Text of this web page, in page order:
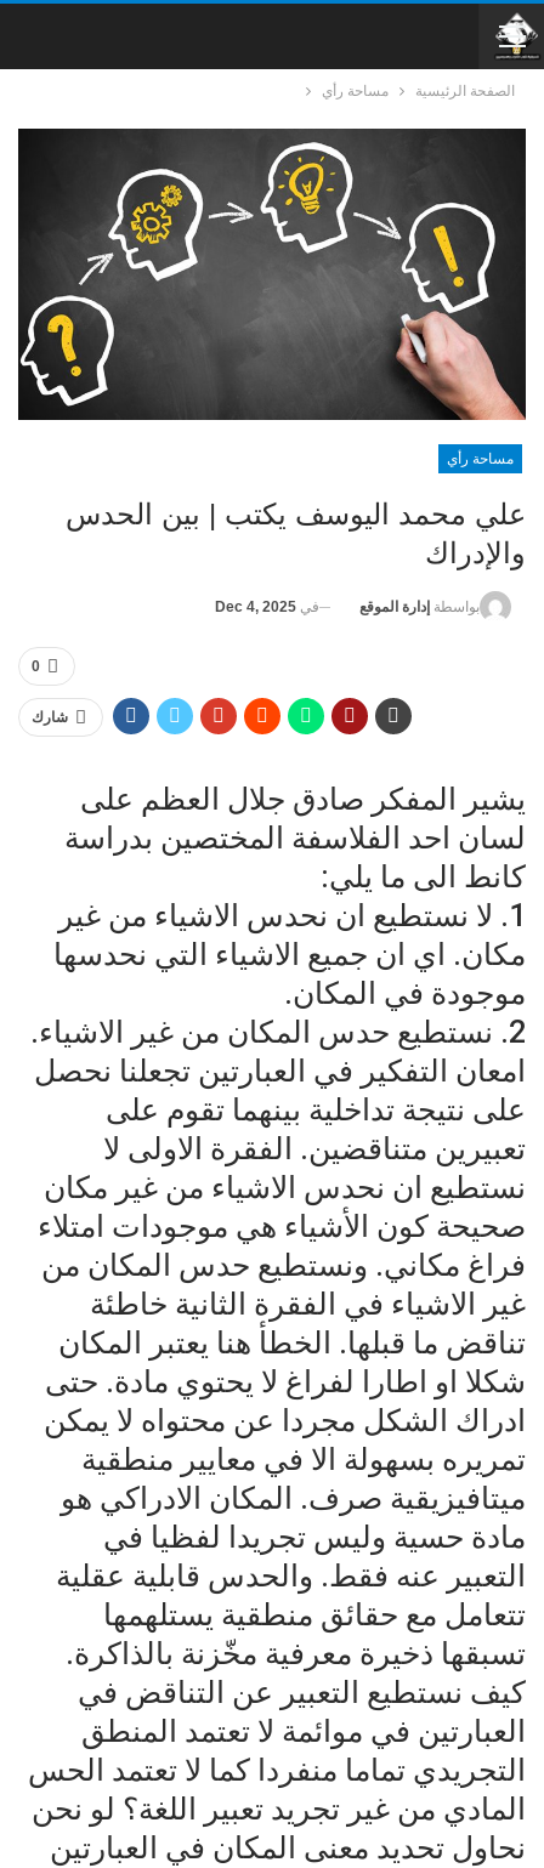
الصفحة الرئيسية مساحة رأي
مساحة رأي
علي محمد اليوسف يكتب | بين الحدس
والإدراك
بواسطة إدارة الموقع في Dec 4, 2025
0
شارك
يشير المفكر صادق جلال العظم على
لسان احد الفلاسفة المختصين بدراسة
كانط الى ما يلي:
1. لا نستطيع ان نحدس الاشياء من غير
مكان. اي ان جميع الاشياء التي نحدسها
موجودة في المكان.
2. نستطيع حدس المكان من غير الاشياء.
امعان التفكير في العبارتين تجعلنا نحصل
على نتيجة تداخلية بينهما تقوم على
تعبيرين متناقضين. الفقرة الاولى لا
نستطيع ان نحدس الاشياء من غير مكان
صحيحة كون الأشياء هي موجودات امتلاء
فراغ مكاني. ونستطيع حدس المكان من
غير الاشياء في الفقرة الثانية خاطئة
تناقض ما قبلها. الخطأ هنا يعتبر المكان
شكلا او اطارا لفراغ لا يحتوي مادة. حتى
ادراك الشكل مجردا عن محتواه لا يمكن
تمريره بسهولة الا في معايير منطقية
ميتافيزيقية صرف. المكان الادراكي هو
مادة حسية وليس تجريدا لفظيا في
التعبير عنه فقط. والحدس قابلية عقلية
تتعامل مع حقائق منطقية يستلهمها
تسبقها ذخيرة معرفية مخّزنة بالذاكرة.
كيف نستطيع التعبير عن التناقض في
العبارتين في موائمة لا تعتمد المنطق
التجريدي تماما منفردا كما لا تعتمد الحس
المادي من غير تجريد تعبير اللغة؟ لو نحن
نحاول تحديد معنى المكان في العبارتين